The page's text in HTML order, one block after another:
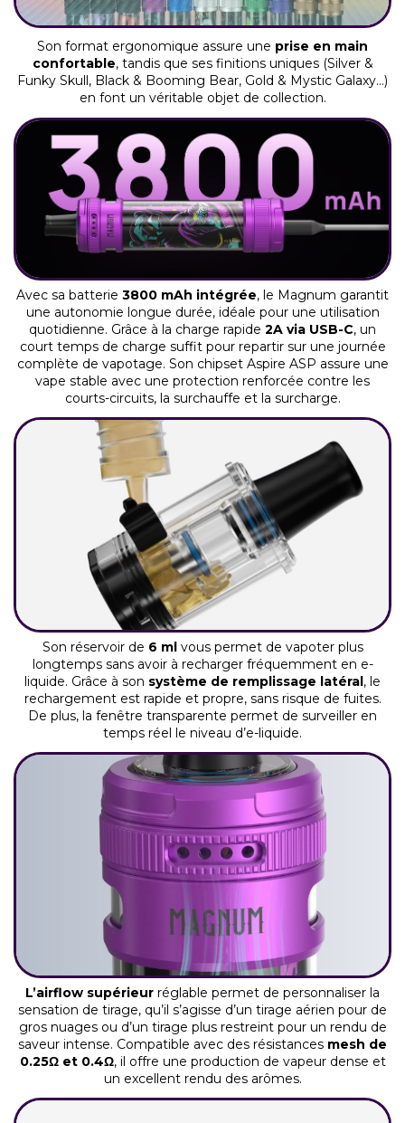
Son format ergonomique assure une prise en main
confortable, tandis que ses finitions uniques (Silver &
Funky Skull, Black & Booming Bear, Gold & Mystic Galaxy...)
en font un véritable objet de collection.
Avec sa batterie 3800 mAh intégrée, le Magnum garantit
une autonomie longue durée, idéale pour une utilisation
quotidienne. Grâce à la charge rapide 2A via USB-C, un
court temps de charge suffit pour repartir sur une journée
complète de vapotage. Son chipset Aspire ASP assure une
vape stable avec une protection renforcée contre les
courts-circuits, la surchauffe et la surcharge.
Son réservoir de 6 mlvous permet de vapoter plus
longtemps sans avoir à recharger fréquemment en e-
liquide. Grâce à son système de remplissage latéral, le
rechargement est rapide et propre, sans risque de fuites.
De plus, la fenêtre transparente permet de surveiller en
temps réel le niveau d’e-liquide.
L’airflow supérieur réglable permet de personnaliser la
sensation de tirage, qu’il s’agisse d’un tirage aérien pour de
gros nuages ou d’un tirage plus restreint pour un rendu de
saveur intense. Compatible avec des résistances mesh de
0.25Ω et 0.4Ω, il offre une production de vapeur dense et
un excellent rendu des arômes.